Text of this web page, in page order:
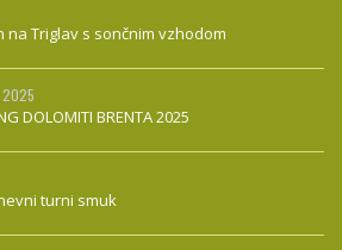
na Triglav s sončnim vzhodom
DOLOMITI BRENTA 2025
turni smuk